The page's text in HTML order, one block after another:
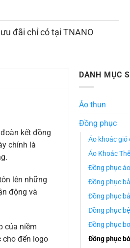
đãi chỉ có tại TNANO
kết đồng
chính là
lên những
động và
của niềm
cho đến logo
DANH MỤC
Áo thun
Đồng phục
Áo khoác gió
Áo Khoác
Đồng phục
Đồng phục
Đồng phục
Đồng phục
Đồng phục
Đồng phục